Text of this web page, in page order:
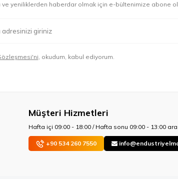
ve yeniliklerden haberdar olmak için e-bültenimize abone
, okudum, kabul ediyorum.
Müşteri Hizmetleri
Hafta içi 09:00 - 18:00 / Hafta sonu 09:00 - 13:00
+90 534 260 7550